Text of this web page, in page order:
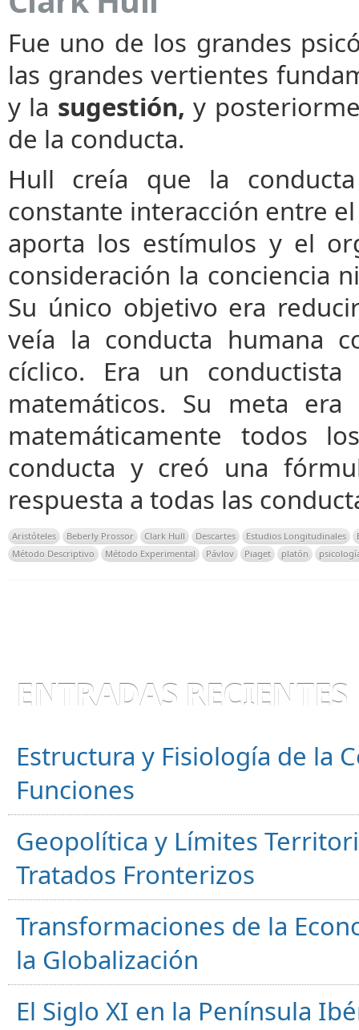
Fue uno de los grandes
las grandes vertientes
y la sugestión,y
de la conducta.
Hull creía que la
constante interacción entre
aporta los estímulos y el
consideración la conciencia
Su único objetivo era
veía la conducta humana
cíclico. Era un
matemáticos. Su meta
matemáticamente todos
conducta y creó una
respuesta a todas las
Aristóteles Beberly Prossor Clark Hull Descartes Estudios Longitudinales
Método Descriptivo
Método Experimental Pávlov Piaget platón
ENTRADAS RECIENTES
Estructura y Fisiología de la
Funciones
Geopolítica y Límites
Tratados Fronterizos
Transformaciones de la
la Globalización
El Siglo XI en la Península